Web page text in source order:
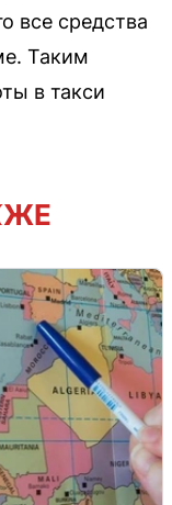
все средства
Таким
в такси